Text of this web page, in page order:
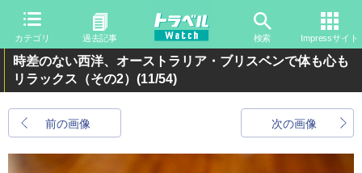
カテゴリ 過去記事 検索 Impressサイト
時差のない西洋、オーストラリア・ブリスベンで体も心も
リラックス（その2） (11/54)
前の画像 次の画像